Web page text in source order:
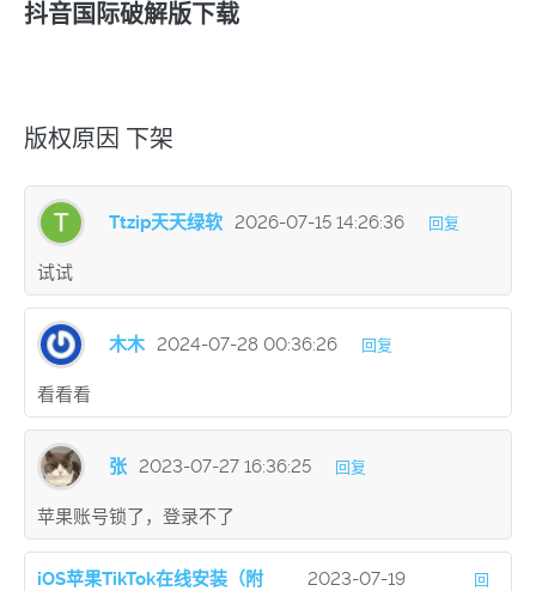
抖音国际破解版下载
版权原因 下架
Ttzip天天绿软 2026-07-15 14:26:36 回复
试试
木木 2024-07-28 00:36:26 回复
看看看
张 2023-07-27 16:36:25 回复
苹果账号锁了，登录不了
iOS苹果TikTok在线安装（附
2023-07-19
回